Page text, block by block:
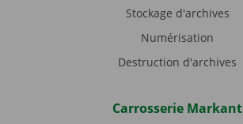
Stockage d'archives
Numérisation
Destruction d'archives
Carrosserie Markant